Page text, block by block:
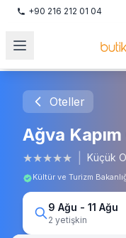
+90 216 212 01 04
Oteller
Ağva
★★★★★ Küçük
Kültür ve Turizm
9 Ağu - 11 Ağu
2 yetişkin